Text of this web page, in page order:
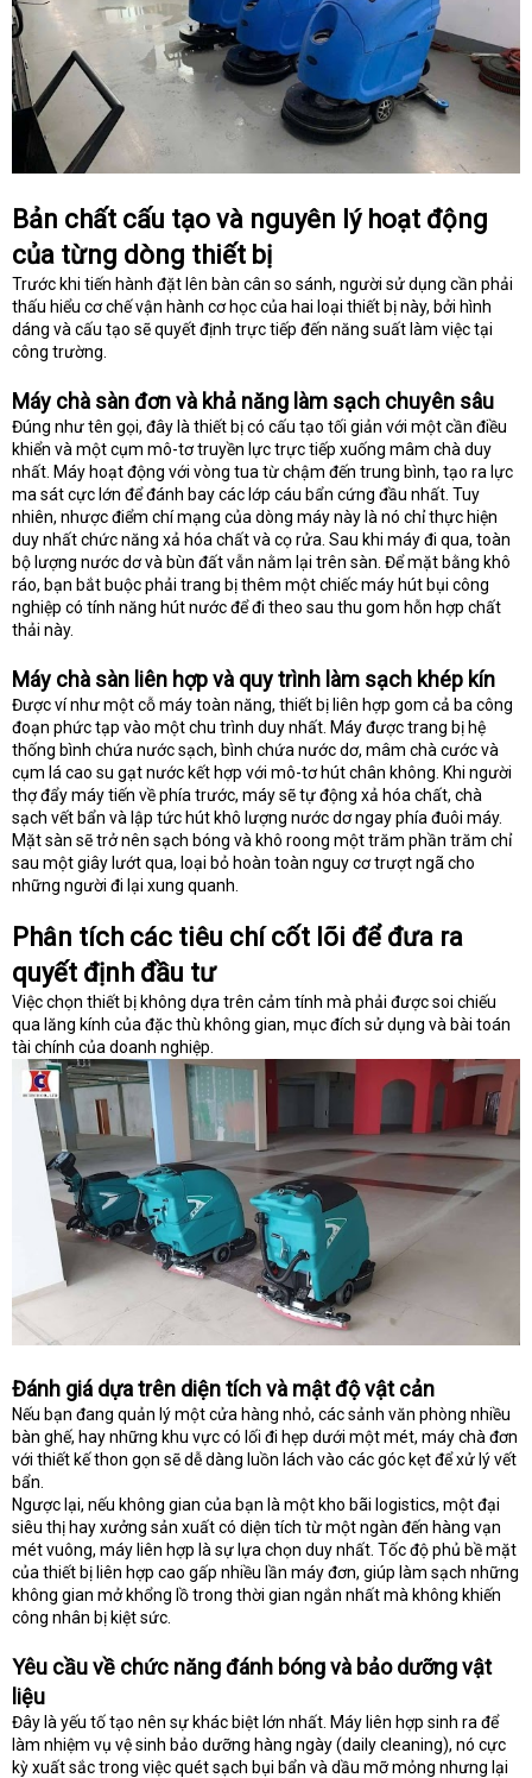
Bản chất cấu tạo và nguyên lý hoạt động
của từng dòng thiết bị
Trước khi tiến hành đặt lên bàn cân so sánh, người sử dụng cần phải
thấu hiểu cơ chế vận hành cơ học của hai loại thiết bị này, bởi hình
dáng và cấu tạo sẽ quyết định trực tiếp đến năng suất làm việc tại
công trường.
Máy chà sàn đơn và khả năng làm sạch chuyên sâu
Đúng như tên gọi, đây là thiết bị có cấu tạo tối giản với một cần điều
khiển và một cụm mô-tơ truyền lực trực tiếp xuống mâm chà duy
nhất. Máy hoạt động với vòng tua từ chậm đến trung bình, tạo ra lực
ma sát cực lớn để đánh bay các lớp cáu bẩn cứng đầu nhất. Tuy
nhiên, nhược điểm chí mạng của dòng máy này là nó chỉ thực hiện
duy nhất chức năng xả hóa chất và cọ rửa. Sau khi máy đi qua, toàn
bộ lượng nước dơ và bùn đất vẫn nằm lại trên sàn. Để mặt bằng khô
ráo, bạn bắt buộc phải trang bị thêm một chiếc máy hút bụi công
nghiệp có tính năng hút nước để đi theo sau thu gom hỗn hợp chất
thải này.
Máy chà sàn liên hợp và quy trình làm sạch khép kín
Được ví như một cỗ máy toàn năng, thiết bị liên hợp gom cả ba công
đoạn phức tạp vào một chu trình duy nhất. Máy được trang bị hệ
thống bình chứa nước sạch, bình chứa nước dơ, mâm chà cước và
cụm lá cao su gạt nước kết hợp với mô-tơ hút chân không. Khi người
thợ đẩy máy tiến về phía trước, máy sẽ tự động xả hóa chất, chà
sạch vết bẩn và lập tức hút khô lượng nước dơ ngay phía đuôi máy.
Mặt sàn sẽ trở nên sạch bóng và khô roong một trăm phần trăm chỉ
sau một giây lướt qua, loại bỏ hoàn toàn nguy cơ trượt ngã cho
những người đi lại xung quanh.
Phân tích các tiêu chí cốt lõi để đưa ra
quyết định đầu tư
Việc chọn thiết bị không dựa trên cảm tính mà phải được soi chiếu
qua lăng kính của đặc thù không gian, mục đích sử dụng và bài toán
tài chính của doanh nghiệp.
Đánh giá dựa trên diện tích và mật độ vật cản
Nếu bạn đang quản lý một cửa hàng nhỏ, các sảnh văn phòng nhiều
bàn ghế, hay những khu vực có lối đi hẹp dưới một mét, máy chà đơn
với thiết kế thon gọn sẽ dễ dàng luồn lách vào các góc kẹt để xử lý vết
bẩn.
Ngược lại, nếu không gian của bạn là một kho bãi logistics, một đại
siêu thị hay xưởng sản xuất có diện tích từ một ngàn đến hàng vạn
mét vuông, máy liên hợp là sự lựa chọn duy nhất. Tốc độ phủ bề mặt
của thiết bị liên hợp cao gấp nhiều lần máy đơn, giúp làm sạch những
không gian mở khổng lồ trong thời gian ngắn nhất mà không khiến
công nhân bị kiệt sức.
Yêu cầu về chức năng đánh bóng và bảo dưỡng vật
liệu
Đây là yếu tố tạo nên sự khác biệt lớn nhất. Máy liên hợp sinh ra để
làm nhiệm vụ vệ sinh bảo dưỡng hàng ngày (daily cleaning), nó cực
kỳ xuất sắc trong việc quét sạch bụi bẩn và dầu mỡ mỏng nhưng lại